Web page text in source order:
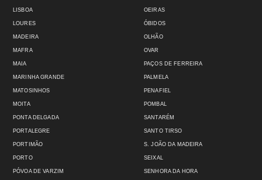
LISBOA
LOURES
MADEIRA
MAFRA
MAIA
MARINHA GRANDE
MATOSINHOS
MOITA
OEIRAS
ÓBIDOS
OLHÃO
OVAR
PAÇOS DE FERREIRA
PALMELA
PENAFIEL
POMBAL
PONTA DELGADA
PORTALEGRE
PORTIMÃO
PORTO
PÓVOA DE VARZIM
SANTARÉM
SANTO TIRSO
S. JOÃO DA MADEIRA
SEIXAL
SENHORA DA HORA